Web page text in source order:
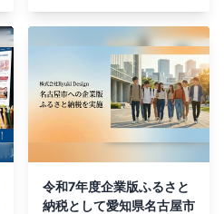
令和7年度企業版ふるさと
納税として愛知県名古屋市